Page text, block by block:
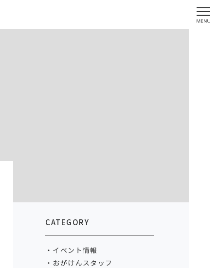
CATEGORY
イベント情報
おがけんスタッフ